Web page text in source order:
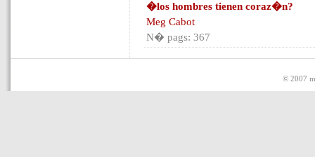
�los hombres tienen coraz�n?
Meg Cabot
N� pags: 367
© 2007